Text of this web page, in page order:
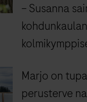
– Susanna
Marjo on
perusterve